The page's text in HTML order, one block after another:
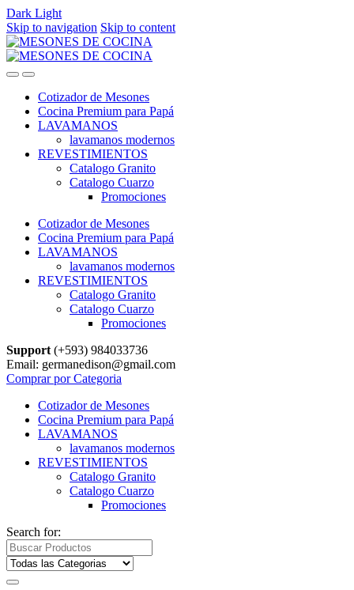
Dark Light
Skip to navigation Skip to content
Cotizador de Mesones
Cocina Premium para Papá
LAVAMANOS
lavamanos modernos
REVESTIMIENTOS
Catalogo Granito
Catalogo Cuarzo
Promociones
Cotizador de Mesones
Cocina Premium para Papá
LAVAMANOS
lavamanos modernos
REVESTIMIENTOS
Catalogo Granito
Catalogo Cuarzo
Promociones
Support (+593) 984033736
Email: germanedison@gmail.com
Comprar por Categoria
Cotizador de Mesones
Cocina Premium para Papá
LAVAMANOS
lavamanos modernos
REVESTIMIENTOS
Catalogo Granito
Catalogo Cuarzo
Promociones
Search for: